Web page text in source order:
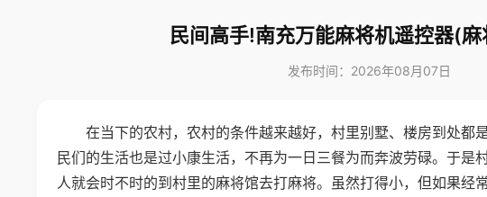
民间高手!南充万能麻将机遥控器(
发布时间：2026年08月07日
在当下的农村，农村的条件越来越好，村里别墅、楼房到处都
民们的生活也是过小康生活，不再为一日三餐为而奔波劳碌。于是
人就会时不时的到村里的麻将馆去打麻将。虽然打得小，但如果经